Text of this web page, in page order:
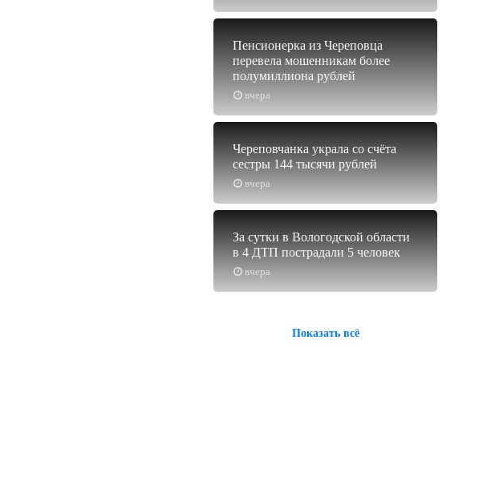
вчера
Пенсионерка из Череповца
перевела мошенникам более
полумиллиона рублей
вчера
Череповчанка украла со счёта
сестры 144 тысячи рублей
вчера
За сутки в Вологодской области
в 4 ДТП пострадали 5 человек
Показать всё